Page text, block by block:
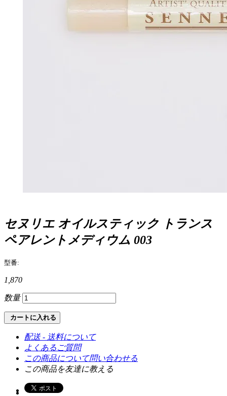
セヌリエ オイルスティック トランス
ペアレントメディウム 003
型番:
1,870
数量
カートに入れる
配送 - 送料について
よくあるご質問
この商品について問い合わせる
この商品を友達に教える